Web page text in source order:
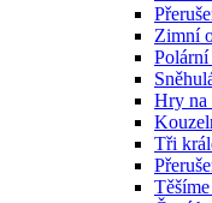
Zimní
Polární
Hry na
Tři